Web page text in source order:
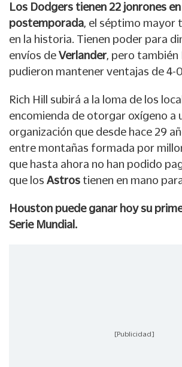
Los Dodgers tienen 22 jonrones
postemporada, el séptimo mayor
en la historia. Tienen poder para
envíos de Verlander, pero también
pudieron mantener ventajas de 4-
Rich Hill subirá a la loma de los
encomienda de otorgar oxígeno a
organización que desde hace 29
entre montañas formada por
que hasta ahora no han podido
que los Astros tienen en mano
Houston puede ganar hoy su
Serie Mundial.
[Publicidad]